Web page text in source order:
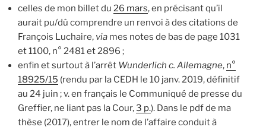
celles de mon billet du 26 mars, en précisant qu’il
aurait pu/dû comprendre un renvoi à des citations de
François Luchaire, via mes notes de bas de page 1031
et 1100, n° 2481 et 2896 ;
enfin et surtout à l’arrêt Wunderlich c. Allemagne, n°
18925/15 (rendu par la CEDH le 10 janv. 2019, définitif
au 24 juin ; v. en français le Communiqué de presse du
Greffier, ne liant pas la Cour,3 p.). Dans le pdf de ma
thèse (2017), entrer le nom de l’affaire conduit à